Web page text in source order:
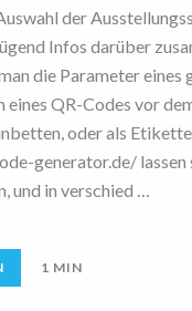
der
Infos darüber
die Parameter eines
eines QR-Codes vor
oder als
generator.de/ lassen
und in verschied …
1 MIN